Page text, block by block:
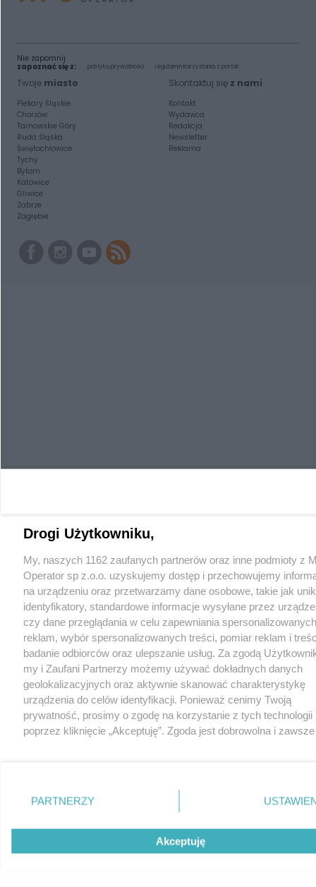
Nie zapomnij
zapoznać się z:
polityką prywatności regulamin korzystania z portali
Twoje miasto
Piekary Śląskie
Chorzów
Tarnowskie Góry
Ruda Śląska
Świętochłowice
Tychy
Bytom
Katowice
Gliwice
Zabrze
Zagłębie
Skontaktuj się z nami
Kontakt
Wydawca
Redakcja
Newsletter
Reklama
Drogi Użytkowniku,
My, naszych 1162 zaufanych partnerów oraz inne podmioty z
Operator sp z.o.o. uzyskujemy dostęp i przechowujemy
na urządzeniu oraz przetwarzamy dane osobowe, takie jak
identyfikatory, standardowe informacje wysyłane przez
czy dane przeglądania w celu zapewniania spersonalizowanych
reklam, wybór spersonalizowanych treści, pomiar reklam i
badanie odbiorców oraz ulepszanie usług. Za zgodą
my i Zaufani Partnerzy możemy używać dokładnych danych
geolokalizacyjnych oraz aktywnie skanować charakterystykę
urządzenia do celów identyfikacji. Ponieważ cenimy Twoją
prywatność, prosimy o zgodę na korzystanie z tych technologii
poprzez kliknięcie „Akceptuję”. Zgoda jest dobrowolna i zawsze
prawo sprzeciwić się takiemu przetwarzaniu. Preferencje będą
miały zastosowania tylko na tej witrynie.
Zapoznaj się z poniższymi informacjami, abyś mógł świadomie
komfortowo korzystać z naszych serwisów internetowych.
PARTNERZY
Akceptuję